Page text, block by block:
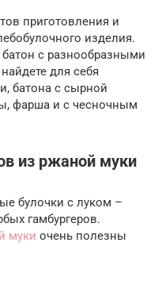
приготовления и
изделия.
с разнообразными
для себя
батона с сырной
фарша и с чесночным
из ржаной муки
булочки с луком –
гамбургеров.
муки очень полезны